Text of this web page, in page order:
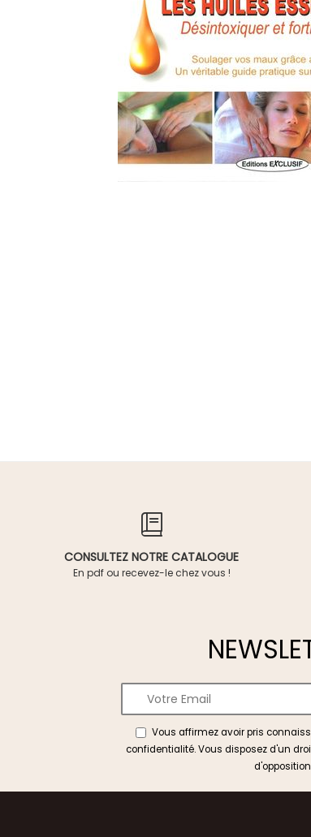
CONSULTEZ NOTRE CATALOGUE
En pdf ou recevez-le chez vous !
Vous affirmez avoir pris
confidentialité. Vous disposez d'un